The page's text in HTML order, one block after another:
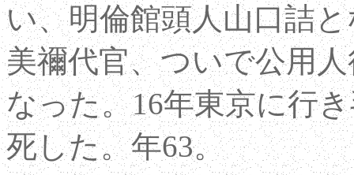
い、明倫館頭人山口詰
美禰代官、ついで公用
なった。16年東京に行
死した。年63。